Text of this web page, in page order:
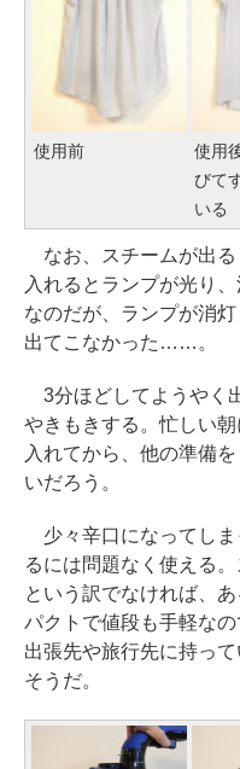
使用前
使用
びて
いる
なお、スチームが出る
入れるとランプが光り
なのだが、ランプが消
出てこなかった……。
3分ほどしてようやく
やきもきする。忙しい
入れてから、他の準備
いだろう。
少々辛口になってしま
るには問題なく使える
という訳でなければ、
パクトで値段も手軽なの
出張先や旅行先に持っ
そうだ。